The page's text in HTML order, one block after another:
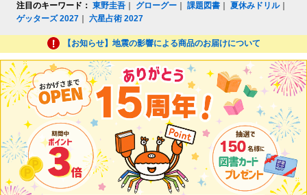
注目のキーワード： 東野圭吾 グローグー ｜課題図書 ｜夏休みドリル｜
ゲッターズ 2027 ｜六星占術 2027
【お知らせ】地震の影響による商品のお届けについて